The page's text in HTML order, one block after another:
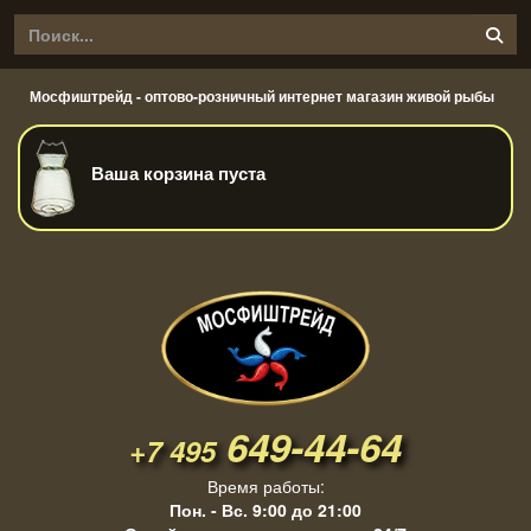
Мосфиштрейд - оптово-розничный интернет магазин живой рыбы
Ваша корзина пуста
+7 495649-44-64
Время работы:
Пон. - Вс. 9:00 до 21:00